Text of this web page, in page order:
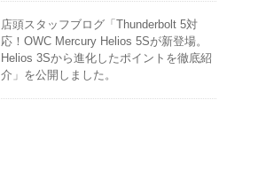
店頭スタッフブログ「Thunderbolt 5対
応！OWC Mercury Helios 5Sが新登場。
Helios 3Sから進化したポイントを徹底紹
介」を公開しました。